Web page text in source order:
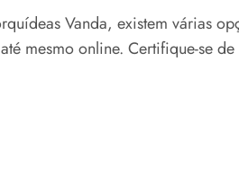
Vanda, existem várias
mesmo online. Certifique-se